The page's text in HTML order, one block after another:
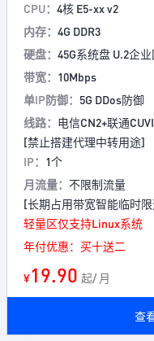
CPU： 4核 E5-xx v2
内存： 4G DDR3
硬盘： 45G系统盘 U.2企
带宽： 10Mbps
单IP防御： 5G DDos防御
线路： 电信CN2+联通
[禁止搭建代理中转用途]
IP： 1个
月流量： 不限制流量
[长期占用带宽智能临时
轻量区仅支持Linux系统
年付优惠：买十送二
¥19.90 起/ 月
查